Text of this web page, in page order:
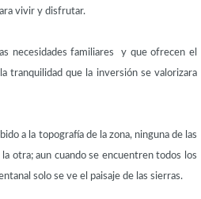
vivir y disfrutar.
necesidades familiares y que ofrecen el
tranquilidad que la inversión se valorizara
a la topografía de la zona, ninguna de las
otra; aun cuando se encuentren todos los
solo se ve el paisaje de las sierras.